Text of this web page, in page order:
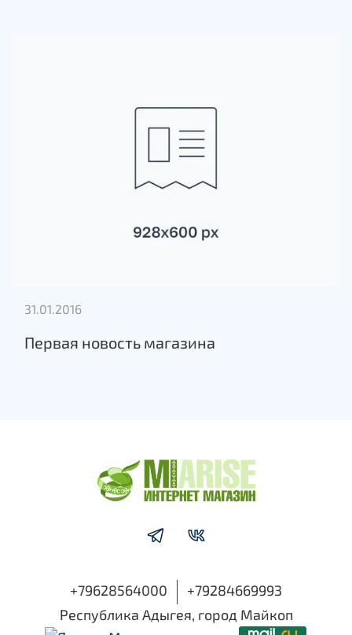
Первая новость магазина
31.01.2016
+79628564000
+79284669993
Республика Адыгея, город Майкоп